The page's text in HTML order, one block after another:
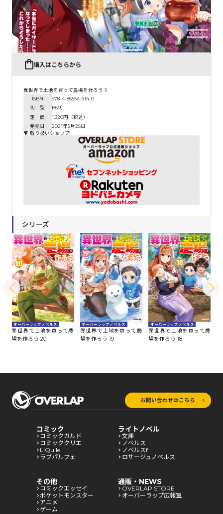
購入はこちらから
異世界で土地を買って農場を作ろう 9
ISBN
978-4-86554-914-0
判 型
B6判
定 価
1,320円（税込）
発売日
2021年5月25日
▼ 取り扱いショップ
シリーズ
オーバーラップノベルス
異世界で土地を買って農
場を作ろう 20
オーバーラップノベルス
異世界で土地を買って農
場を作ろう 19
オーバーラップノベルス
異世界で土地を買って農
場を作ろう 18
お問い合わせはこちら
コミック
コミックガルド
コミッククリエ
LiQulle
ラブパルフェ
ライトノベル
文庫
ノベルス
ノベルスf
ロサージュノベルス
その他
コミックエッセイ
ポケットモンスター
アニメ
ゲーム
通販・NEWS
OVERLAP STORE
オーバーラップ広報室